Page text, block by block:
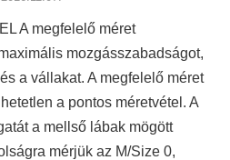
A megfelelő méret
mozgásszabadságot,
a vállakat. A megfelelő méret
a pontos méretvétel. A
a mellső lábak mögött
mérjük az M/Size 0,